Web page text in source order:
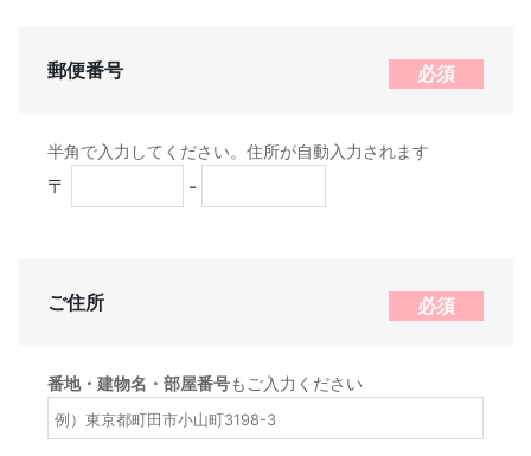
郵便番号 必須
半角で入力してください。住所が自動入力されます
〒 -
ご住所 必須
番地・建物名・部屋番号もご入力ください